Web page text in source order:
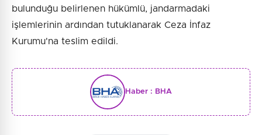
bulunduğu belirlenen hükümlü, jandarmadaki
işlemlerinin ardından tutuklanarak Ceza İnfaz
Kurumu'na teslim edildi.
Haber : BHA